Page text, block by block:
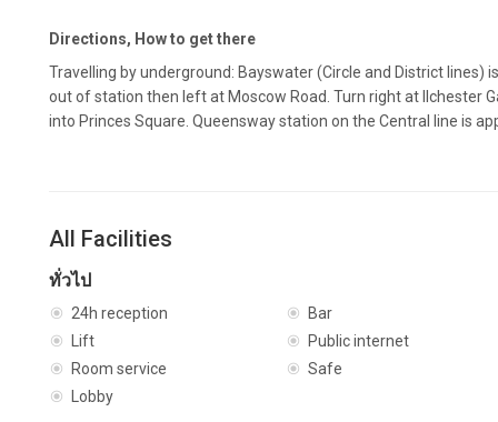
Directions, How to get there
Travelling by underground: Bayswater (Circle and District lines)
out of station then left at Moscow Road. Turn right at Ilchester
into Princes Square. Queensway station on the Central line is
All Facilities
ทั่วไป
24h reception
Bar
Lift
Public internet
Room service
Safe
Lobby